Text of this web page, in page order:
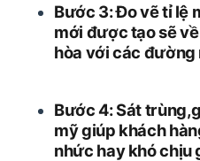
Bước 3: Đo vẽ tỉ lệ
mới được tạo sẽ
hòa với các
Bước 4: Sát
mỹ giúp khách
nhức hay khó chịu